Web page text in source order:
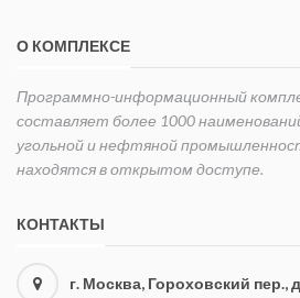
О КОМПЛЕКСЕ
Программно-информационный
составляет более 1000
угольной и нефтяной
находятся в открытом доступе.
КОНТАКТЫ
г. Москва, Гороховский пер.,